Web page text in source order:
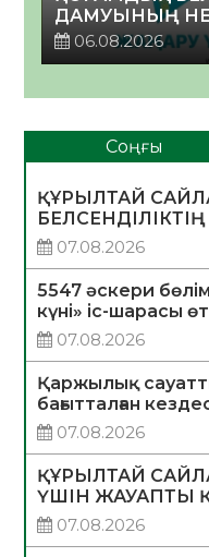
ДАМУЫНЫҢ
06.08.2026
Соңғы
ҚҰРЫЛТАЙ
БЕЛСЕНДІЛІКТІҢ
07.08.2026
5547 әскери
күні» іс-шарасы
07.08.2026
Қаржылық
бағытталған
07.08.2026
ҚҰРЫЛТАЙ
ҮШІН ЖАУАПТЫ
07.08.2026